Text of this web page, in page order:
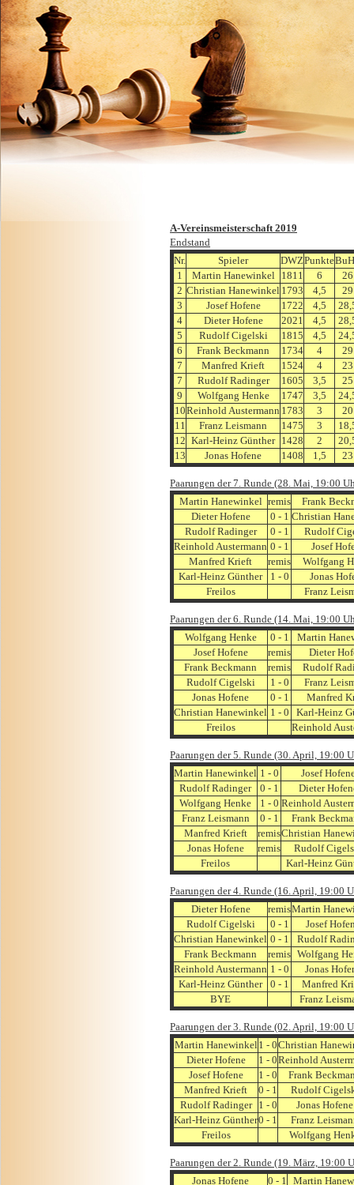
A-Vereinsmeisterschaft 2019
Endstand
Nr.
Spieler DWZPunkte
1
Martin Hanewinkel 1811 6
26
2 Christian Hanewinkel 1793 4,5
29
3
Josef Hofene 1722 4,5
4
Dieter Hofene 2021 4,5
5
Rudolf Cigelski 1815 4,5
6
Frank Beckmann 1734 4
29
7
Manfred Krieft 1524 4
23
7
Rudolf Radinger 1605 3,5
25
9
Wolfgang Henke 1747 3,5
10Reinhold Austermann 1783 3
20
11
Franz Leismann 1475 3
12 Karl-Heinz Günther 1428 2
13
Jonas Hofene 1408 1,5 23
Paarungen der 7. Runde (28. Mai, 19:00
Martin Hanewinkel remis
Frank
Dieter Hofene
0 - 1 Christian
Rudolf Radinger
0 - 1
Rudolf
Reinhold Austermann 0 - 1
Josef
Manfred Krieft
remis
Wolfgang
Karl-Heinz Günther
1 - 0
Jonas
Freilos
Franz
Paarungen der 6. Runde (14. Mai, 19:00
Wolfgang Henke
0 - 1
Martin
Josef Hofene
remis
Dieter
Frank Beckmann
remis
Rudolf
Rudolf Cigelski
1 - 0
Franz
Jonas Hofene
0 - 1
Manfred
Christian Hanewinkel 1 - 0
Karl-Heinz
Freilos
Reinhold
Paarungen der 5. Runde (30. April, 19:00
Martin Hanewinkel 1 - 0
Josef
Rudolf Radinger
0 - 1
Dieter
Wolfgang Henke
1 - 0 Reinhold
Franz Leismann
0 - 1
Frank
Manfred Krieft
remisChristian
Jonas Hofene
remis
Rudolf
Freilos
Karl-Heinz
Paarungen der 4. Runde (16. April, 19:00
Dieter Hofene
remisMartin
Rudolf Cigelski
0 - 1
Josef
Christian Hanewinkel 0 - 1
Rudolf
Frank Beckmann
remis Wolfgang
Reinhold Austermann 1 - 0
Jonas
Karl-Heinz Günther
0 - 1
Manfred
BYE
Franz
Paarungen der 3. Runde (02. April, 19:00
Martin Hanewinkel1 - 0Christian
Dieter Hofene
1 - 0Reinhold
Josef Hofene
1 - 0
Frank
Manfred Krieft
0 - 1
Rudolf
Rudolf Radinger
1 - 0
Jonas Hofene
Karl-Heinz Günther0 - 1
Franz
Freilos
Wolfgang
Paarungen der 2. Runde (19. März, 19:00
Jonas Hofene
0 - 1 Martin